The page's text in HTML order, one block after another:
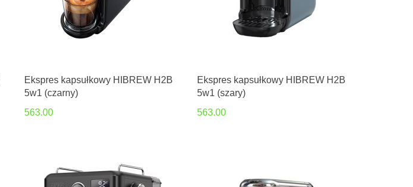
Ekspres kapsułkowy HIBREW H2B
5w1 (czarny)
563.00
Ekspres kapsułkowy HIBREW H2B
5w1 (szary)
563.00